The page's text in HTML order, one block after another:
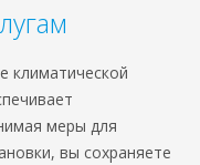
климатической
меры для
вы сохраняете